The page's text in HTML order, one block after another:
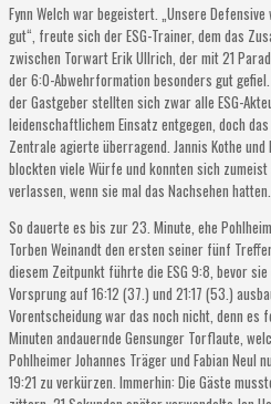
Fynn Welch war begeistert. „Unsere
gut“, freute sich der ESG-Trainer, dem das
zwischen Torwart Erik Ullrich, der mit 21
der 6:0-Abwehrformation besonders gut
der Gastgeber stellten sich zwar alle ESG-
leidenschaftlichem Einsatz entgegen, doch
Zentrale agierte überragend. Jannis Kothe
blockten viele Würfe und konnten sich
verlassen, wenn sie mal das Nachsehen hatten.
So dauerte es bis zur 23. Minute, ehe
Torben Weinandt den ersten seiner fünf
diesem Zeitpunkt führte die ESG 9:8, bevor sie
Vorsprung auf 16:12 (37.) und 21:17 (53.)
Vorentscheidung war das noch nicht, denn es
Minuten andauernde Gensunger Torflaute,
Pohlheimer Johannes Träger und Fabian Neul
19:21 zu verkürzen. Immerhin: Die Gäste